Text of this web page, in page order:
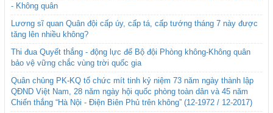
- Không quân
Lương sĩ quan Quân đội cấp úy, cấp tá, cấp tướng tháng 7 này được
tăng lên nhiều không?
Thi đua Quyết thắng - động lực để Bộ đội Phòng không-Không quân
bảo vệ vững chắc vùng trời quốc gia
Quân chủng PK-KQ tổ chức mít tinh kỷ niệm 73 năm ngày thành lập
QĐND Việt Nam, 28 năm ngày hội quốc phòng toàn dân và 45 năm
Chiến thắng “Hà Nội - Điện Biên Phủ trên không” (12-1972 / 12-2017)